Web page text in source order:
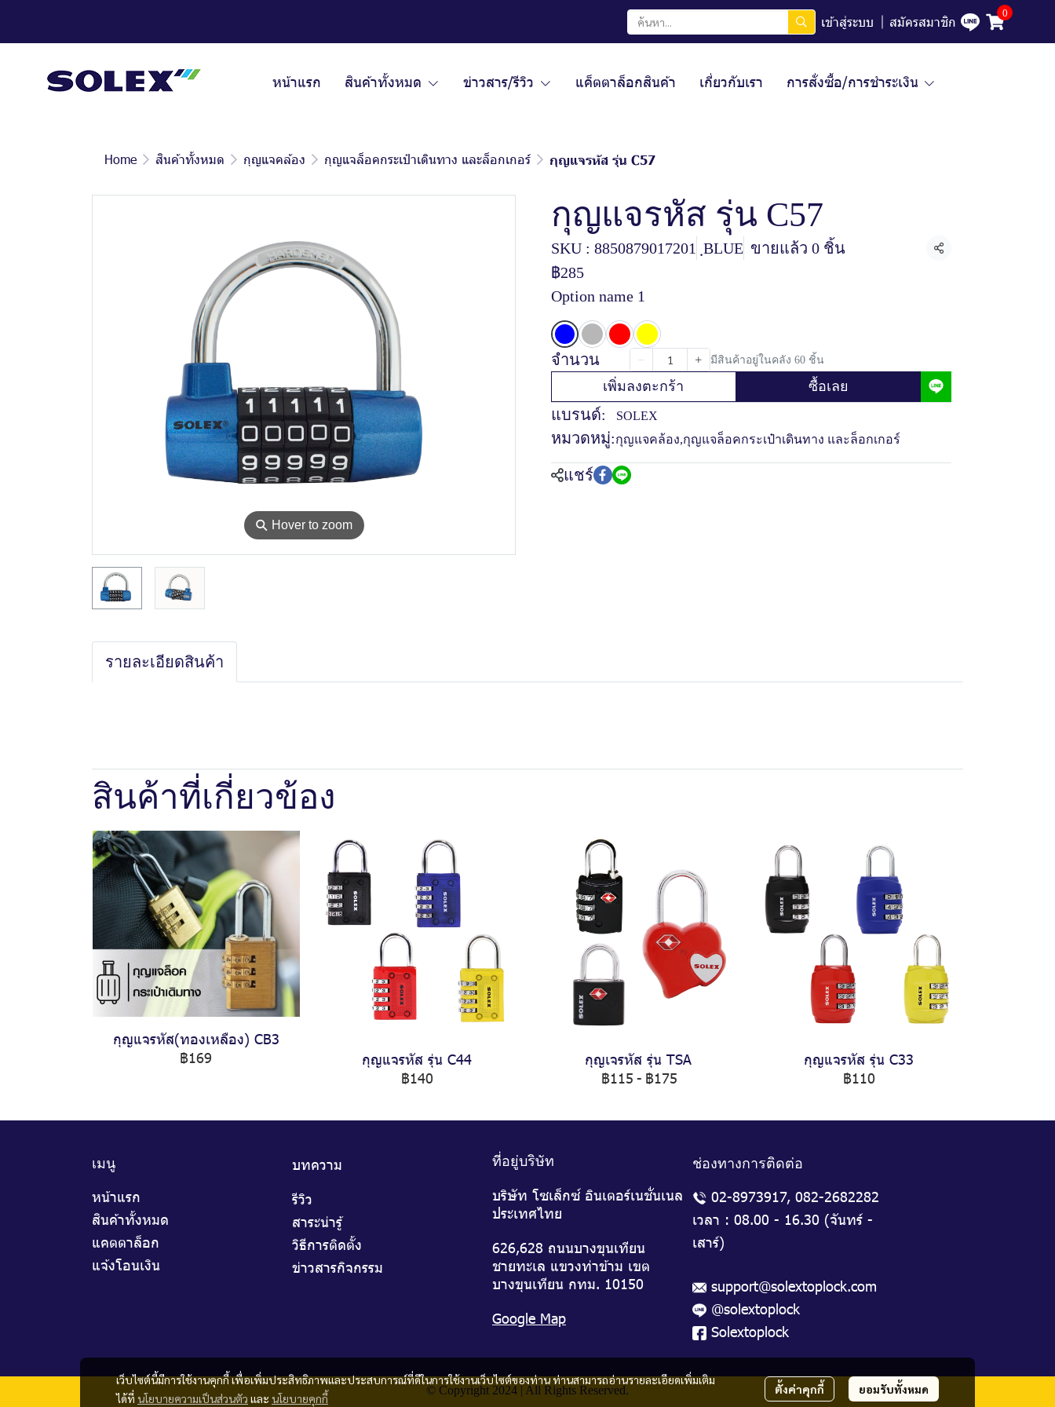
เข้าสู่ระบบ สมัครสมาชิก
0
หน้าแรก สินค้าทั้งหมด ข่าวสาร/รีวิว แค็ตตาล็อกสินค้า เกี่ยวกับเรา การสั่งซื้อ/การชำระเงิน
Home สินค้าทั้งหมด กุญแจคล้อง กุญแจล็อคกระเป๋าเดินทาง และล็อกเกอร์ กุญแจรหัส รุ่น C57
⚲ Hover to zoom
กุญแจรหัส รุ่น C57
SKU : 8850879017201 ฺBLUE ขายแล้ว 0 ชิ้น แชร์
฿285
Option name 1
จำนวน มีสินค้าอยู่ในคลัง 60 ชิ้น
เพิ่มลงตะกร้า ซื้อเลย
แบรนด์: SOLEX
หมวดหมู่:กุญแจคล้อง,กุญแจล็อคกระเป๋าเดินทาง และล็อกเกอร์
แชร์
รายละเอียดสินค้า
สินค้าที่เกี่ยวข้อง
กุญแจรหัส(ทองเหลือง) CB3
฿169
กุญแจรหัส รุ่น C44
฿140
กุญเจรหัส รุ่น TSA
฿115 - ฿175
กุญแจรหัส รุ่น C33
฿110
เว็บไซต์นี้มีการใช้งานคุกกี้ เพื่อเพิ่มประสิทธิภาพและประสบการณ์ที่ดีในการใช้งานเว็บไซต์ของท่าน ท่านสามารถอ่านรายละเอียดเพิ่มเติม
ได้ที่ นโยบายความเป็นส่วนตัว และ นโยบายคุกกี้
ตั้งค่าคุกกี้ ยอมรับทั้งหมด
เมนู
หน้าแรก
สินค้าทั้งหมด
แคตตาล็อก
แจ้งโอนเงิน
บทความ
รีวิว
สาระน่ารู้
วิธีการติดตั้ง
ข่าวสารกิจกรรม
ที่อยู่บริษัท
บริษัท โซเล็กซ์ อินเตอร์เนชั่นเนล
ประเทศไทย
626,628 ถนนบางขุนเทียน
ชายทะเล แขวงท่าข้าม เขต
บางขุนเทียน กทม. 10150
Google Map
ช่องทางการติดต่อ
02-8973917, 082-2682282
เวลา : 08.00 - 16.30 (จันทร์ -
เสาร์)
support@solextoplock.com
@solextoplock
Solextoplock
© Copyright 2024 | All Rights Reserved.